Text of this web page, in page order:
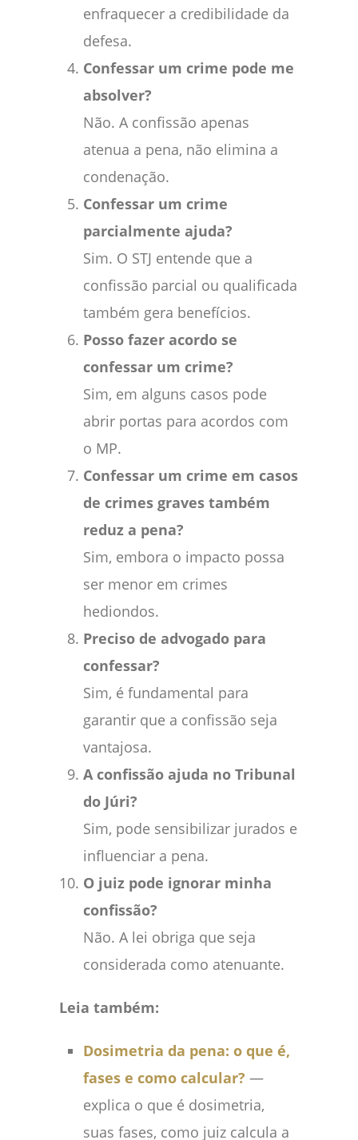
enfraquecer a credibilidade da
defesa.
Confessar um crime pode me
absolver?
Não. A confissão apenas
atenua a pena, não elimina a
condenação.
Confessar um crime
parcialmente ajuda?
Sim. O STJ entende que a
confissão parcial ou qualificada
também gera benefícios.
Posso fazer acordo se
confessar um crime?
Sim, em alguns casos pode
abrir portas para acordos com
o MP.
Confessar um crime em casos
de crimes graves também
reduz a pena?
Sim, embora o impacto possa
ser menor em crimes
hediondos.
Preciso de advogado para
confessar?
Sim, é fundamental para
garantir que a confissão seja
vantajosa.
A confissão ajuda no Tribunal
do Júri?
Sim, pode sensibilizar jurados e
influenciar a pena.
O juiz pode ignorar minha
confissão?
Não. A lei obriga que seja
considerada como atenuante.
Leia também:
Dosimetria da pena: o que é,
fases e como calcular? —
explica o que é dosimetria,
suas fases, como juiz calcula a